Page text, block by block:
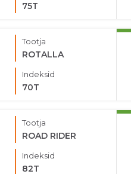
75T
Tootja
ROTALLA
Indeksid
70T
Tootja
ROAD RIDER
Indeksid
82T